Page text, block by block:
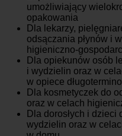
umożliwiający
opakowania
Dla lekarzy,
odsączania płynów i
higieniczno-
Dla opiekunów osób
i wydzielin oraz w
w opiece
Dla kosmetyczek do
oraz w celach
Dla dorosłych i dzieci
wydzielin oraz w